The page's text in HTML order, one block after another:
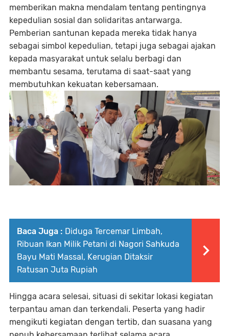
memberikan makna mendalam tentang pentingnya
kepedulian sosial dan solidaritas antarwarga.
Pemberian santunan kepada mereka tidak hanya
sebagai simbol kepedulian, tetapi juga sebagai ajakan
kepada masyarakat untuk selalu berbagi dan
membantu sesama, terutama di saat-saat yang
membutuhkan kekuatan kebersamaan.
Baca Juga : Diduga Tercemar Limbah,
Ribuan Ikan Milik Petani di Nagori Sahkuda
Bayu Mati Massal, Kerugian Ditaksir
Ratusan Juta Rupiah
Hingga acara selesai, situasi di sekitar lokasi kegiatan
terpantau aman dan terkendali. Peserta yang hadir
mengikuti kegiatan dengan tertib, dan suasana yang